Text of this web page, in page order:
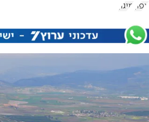
צפון מיגון